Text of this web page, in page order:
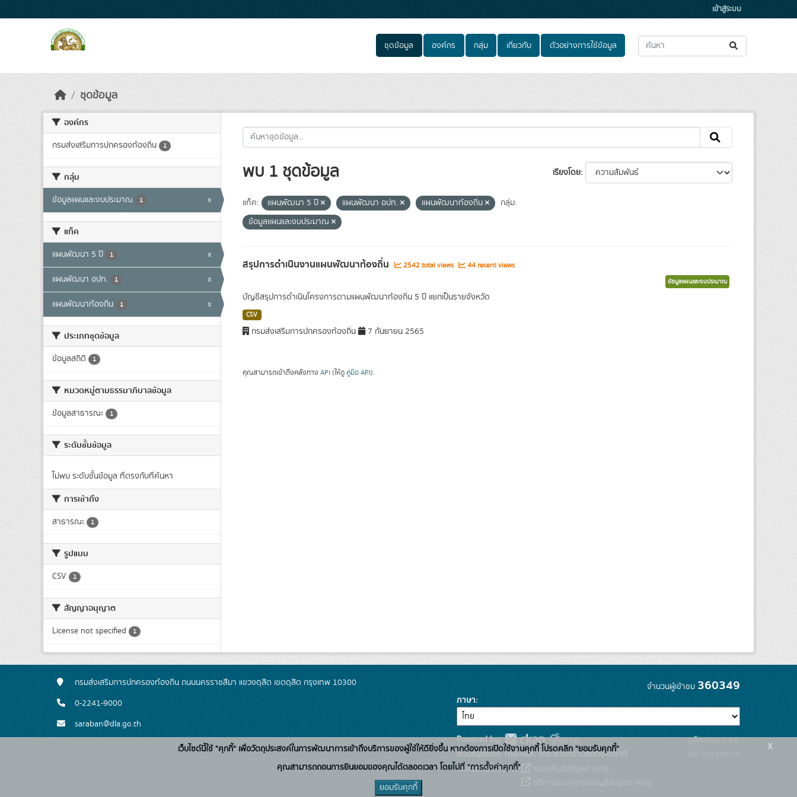
เข้าสู่ระบบ
ชุดข้อมูล องค์กร กลุ่ม เกี่ยวกับ ตัวอย่างการใช้ข้อมูล
ชุดข้อมูล
องค์กร
กรมส่งเสริมการปกครองท้องถิ่น 1
กลุ่ม
ข้อมูลแผนและงบประมาณ 1 x
แท็ค
แผนพัฒนา 5 ปี 1 x
แผนพัฒนา อปท. 1 x
แผนพัฒนาท้องถิ่น 1 x
ประเภทชุดข้อมูล
ข้อมูลสถิติ 1
หมวดหมู่ตามธรรมาภิบาลข้อมูล
ข้อมูลสาธารณะ 1
ระดับชั้นข้อมูล
ไม่พบ ระดับชั้นข้อมูล ที่ตรงกับที่ค้นหา
การเข้าถึง
สาธารณะ 1
รูปแบบ
CSV 1
สัญญาอนุญาต
License not specified 1
เรียงโดย
พบ 1 ชุดข้อมูล
แท็ค: แผนพัฒนา 5 ปี แผนพัฒนา อปท. แผนพัฒนาท้องถิ่น
กลุ่ม:
ข้อมูลแผนและงบประมาณ
สรุปการดำเนินงานแผนพัฒนาท้องถิ่น 2542 total views 44 recent views
ข้อมูลแผนและงบประมาณ
บัญชีสรุปการดำเนินโครงการตามแผนพัฒนาท้องถิ่น 5 ปี แยกเป็นรายจังหวัด
CSV
กรมส่งเสริมการปกครองท้องถิ่น 7 กันยายน 2565
คุณสามารถเข้าถึงคลังทาง API (ให้ดู คู่มือ API).
กรมส่งเสริมการปกครองท้องถิ่น ถนนนครราชสีมา แขวงดุสิต เขตดุสิต กรุงเทพ 10300
0-2241-9000
saraban@dla.go.th
จำนวนผู้เข้าชม 360349
ภาษา
Powered by:
สนับสนุนระบบ Thai-GDC โดย สำนักงานสถิติแห่งชาติ
เว็บไซต์ที่เกี่ยวข้อง:
รุ่นโปรแกรม: 3.0.0
วันที่: 2025-05-30
เว็บไซต์นี้ใช้ "คุกกี้" เพื่อวัตถุประสงค์ในการพัฒนาการเข้าถึงบริการของผู้ใช้ให้ดียิ่งขึ้น หากต้องการเปิดใช้งานคุกกี้ โปรดคลิก "ยอมรับคุกกี้"
คุณสามารถถอนการยินยอมของคุณได้ตลอดเวลา โดยไปที่ "การตั้งค่าคุกกี้"
ยอมรับคุกกี้
x